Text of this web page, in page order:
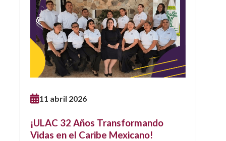
11 abril 2026
¡ULAC 32 Años Transformando
Vidas en el Caribe Mexicano!